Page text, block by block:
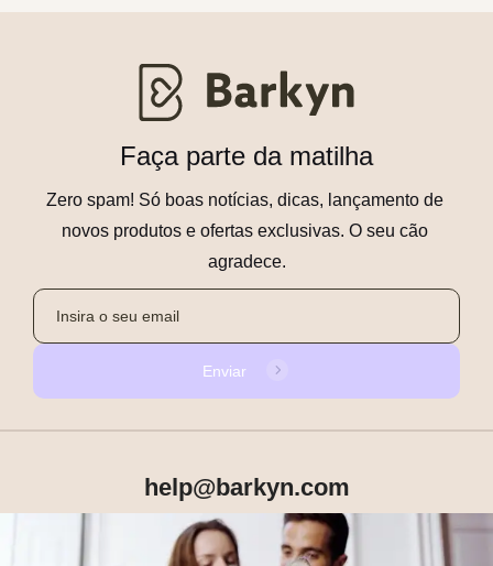
Faça parte da matilha
Zero spam! Só boas notícias, dicas, lançamento de
novos produtos e ofertas exclusivas. O seu cão
agradece.
Enviar
help@barkyn.com